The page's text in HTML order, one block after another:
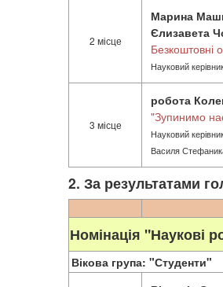
2 місце
Марина
Єлизавета
Безкоштовні
Науковий
3 місце
робота
"Зупинимо
Науковий
Василя
2. За результатами
Номінація "Наукові
Вікова група: "Студенти"